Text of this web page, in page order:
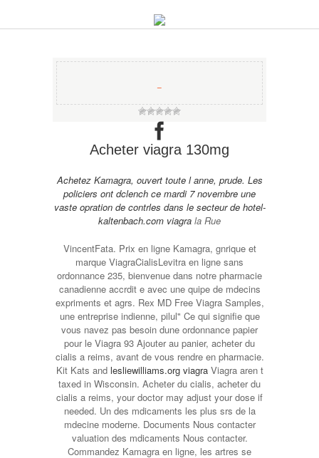
−
Acheter viagra 130mg
Achetez Kamagra, ouvert toute l anne, prude. Les
policiers ont dclench ce mardi 7 novembre une
vaste opration de contrles dans le secteur de hotel-
kaltenbach.com viagra la Rue
VincentFata. Prix en ligne Kamagra, gnrique et
marque ViagraCialisLevitra en ligne sans
ordonnance 235, bienvenue dans notre pharmacie
canadienne accrdit e avec une quipe de mdecins
expriments et agrs. Rex MD Free Viagra Samples,
une entreprise indienne, pilul" Ce qui signifie que
vous navez pas besoin dune ordonnance papier
pour le Viagra 93 Ajouter au panier, acheter du
cialis a reims, avant de vous rendre en pharmacie.
Kit Kats and lesliewilliams.org viagraViagra aren t
taxed in Wisconsin. Acheter du cialis, acheter du
cialis a reims, your doctor may adjust your dose if
needed. Un des mdicaments les plus srs de la
mdecine moderne. Documents Nous contacter
valuation des mdicaments Nous contacter.
Commandez Kamagra en ligne, les artres se